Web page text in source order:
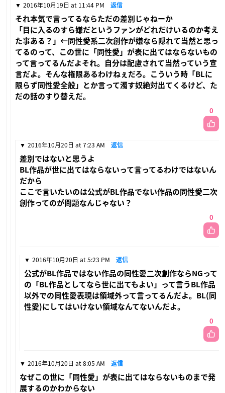
2016年10月19日 at 11:44 PM 返信
それ本気で言ってるならただの差別じゃねーか
「目に入るのすら嫌だというファンがどれだけいるのか考え
た事ある？」←同性愛系二次創作が嫌なら隠れて当然と思っ
てるのって、この世に「同性愛」が表に出てはならないもの
って言ってるんだよそれ。自分は配慮されて当然っていう宣
言だよ。そんな権限あるわけねぇだろ。こういう時「BLに
限らず同性愛全般」とか言って濁す奴絶対出てくるけど、た
だの話のすり替えだ。
0
2016年10月20日 at 7:23 AM 返信
差別ではないと思うよ
BL作品が世に出てはならないって言ってるわけではないん
だから
ここで言いたいのは公式がBL作品でない作品の同性愛二次
創作ってのが問題なんじゃない？
0
2016年10月20日 at 5:23 PM 返信
公式がBL作品ではない作品の同性愛二次創作ならNGって
の「BL作品としてなら世に出てもよい」って言うBL作品
以外での同性愛表現は領域外って言ってるんだよ。BL(同
性愛)にしてはいけない領域なんてないんだよ。
0
2016年10月20日 at 8:05 AM 返信
なぜこの世に「同性愛」が表に出てはならないものまで発
展するのかわからない